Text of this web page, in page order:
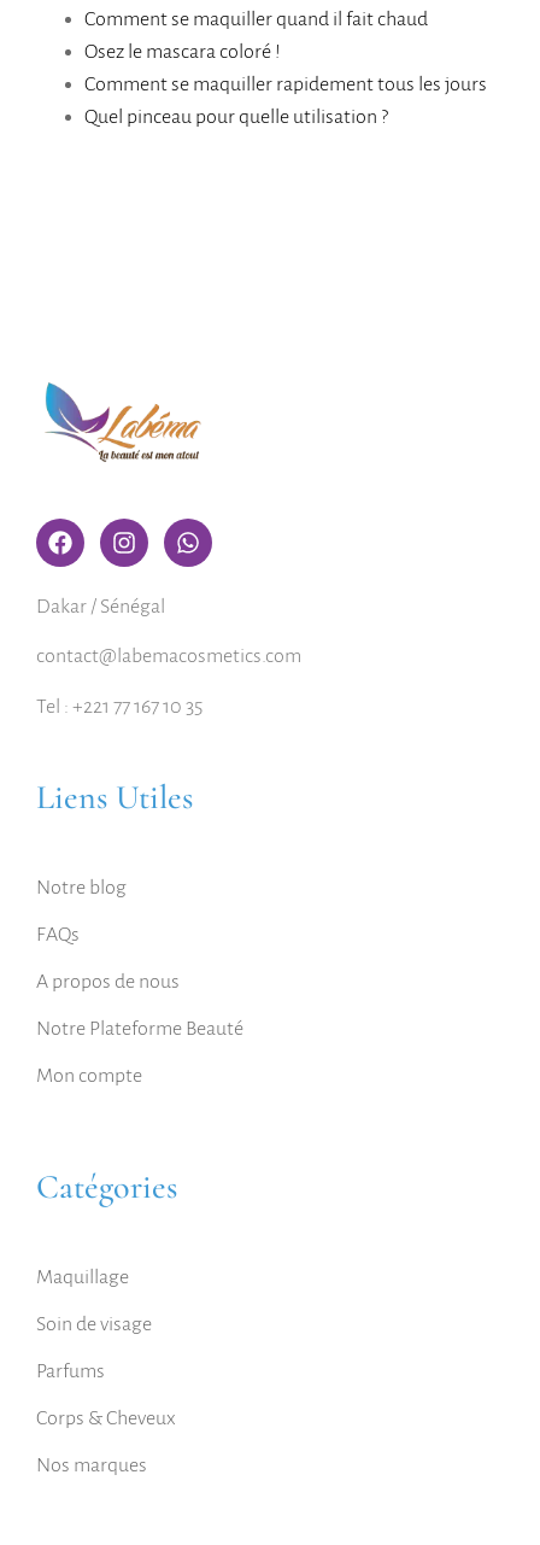
Comment se maquiller quand il fait chaud
Osez le mascara coloré !
Comment se maquiller rapidement tous les jours
Quel pinceau pour quelle utilisation ?
Dakar / Sénégal
contact@labemacosmetics.com
Tel : +221 77 167 10 35
Liens Utiles
Notre blog
FAQs
A propos de nous
Notre Plateforme Beauté
Mon compte
Catégories
Maquillage
Soin de visage
Parfums
Corps & Cheveux
Nos marques